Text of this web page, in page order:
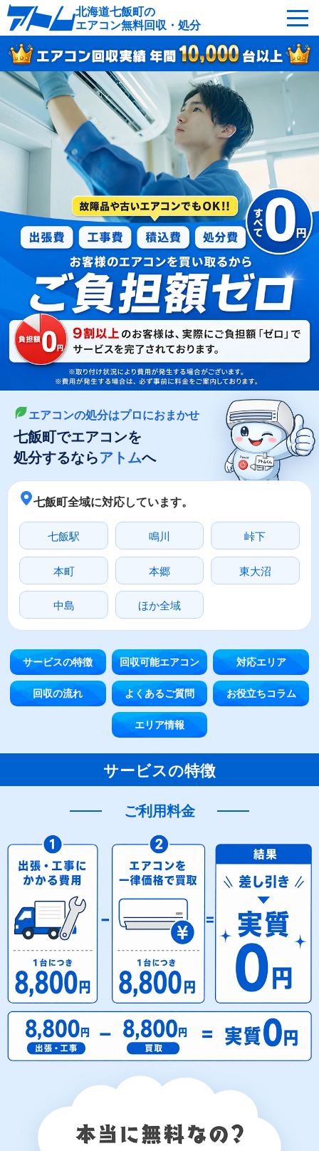
北海道七飯町の
エアコン無料回収・処分
サービスの特徴 回収可能なエアコン
対応エリア 回収の流れ
よくあるご質問 運営会社
七飯町へ無料出張
最短即日 お急ぎの方はこちら
050-5482-9461
受付：24時間年中無休（通話料無料）
LINEやメールでカンタン依頼
メールで回収依頼 LINEで回収依頼
エアコンの処分はプロにおまかせ
七飯町でエアコンを
処分するならアトムへ
七飯町全域に対応しています。
七飯駅 鳴川 峠下
本町 本郷 東大沼
中島 ほか全域
サービスの特徴 回収可能エアコン 対応エリア
回収の流れ よくあるご質問 お役立ちコラム
エリア情報
サービスの特徴
ご利用料金